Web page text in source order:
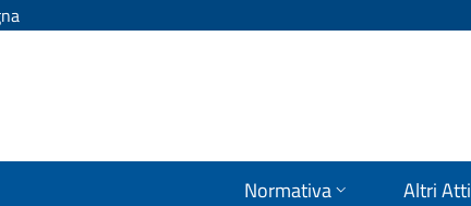
Normativa Altri Atti